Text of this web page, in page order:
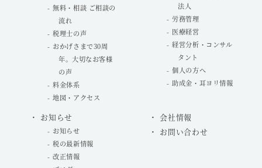
無料・相談 ご相談の
流れ
税理士の声
おかげさまで30周
年。大切なお客様
の声
料金体系
地図・アクセス
法人
労務管理
医療経営
経営分析・コンサル
タント
個人の方へ
助成金・耳ヨリ情報
お知らせ
お知らせ
税の最新情報
改正情報
会社情報
お問い合わせ